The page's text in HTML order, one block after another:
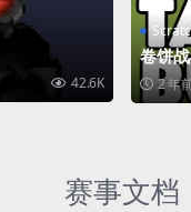
42.6K
卷饼
2 年
赛事文档